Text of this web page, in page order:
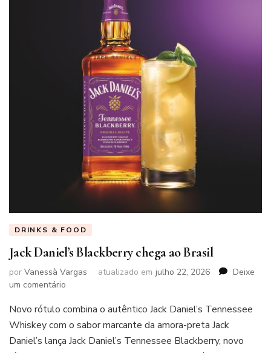
DRINKS & FOOD
Jack Daniel’s Blackberry chega ao Brasil
por Vanessà Vargas atualizado em julho 22, 2026
Deixe
um comentário
Daniel’s
Blackberry
chega
ao
Novo rótulo combina o autêntico Jack Daniel’s Tennessee
Whiskey com o sabor marcante da amora-preta Jack
Daniel’s lança Jack Daniel’s Tennessee Blackberry, novo